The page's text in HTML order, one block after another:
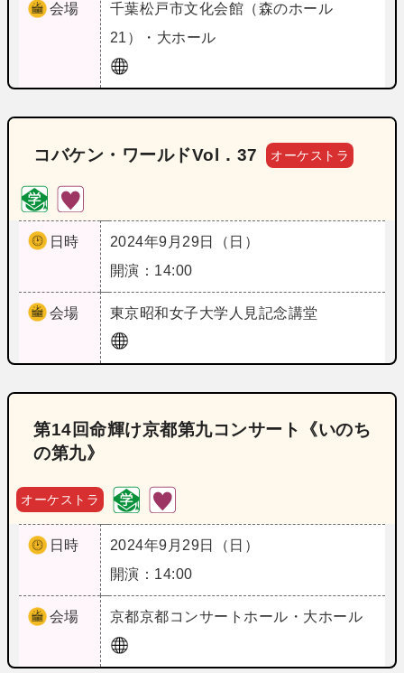
会場 千葉松戸市文化会館（森のホール
21）・大ホール
コバケン・ワールドVol．37 オーケストラ
日時
2024年9月29日（日）
開演：14:00
会場 東京昭和女子大学人見記念講堂
第14回命輝け京都第九コンサート《いのち
の第九》
オーケストラ
日時
2024年9月29日（日）
開演：14:00
会場 京都京都コンサートホール・大ホール